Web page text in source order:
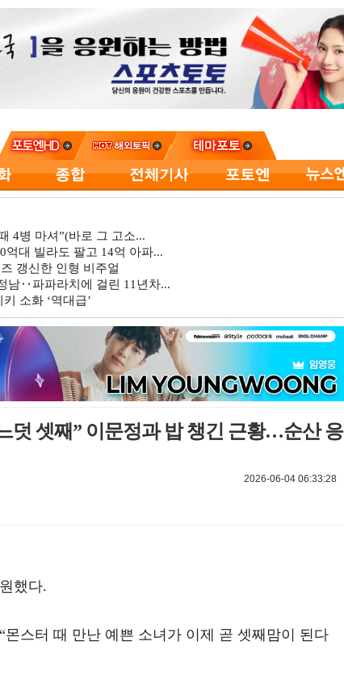
4병 마셔”(바로 그 고소...
대 빌라도 팔고 14억 아파...
갱신한 인형 비주얼
남‥파파라치에 걸린 11년차...
소화 ‘역대급’
덧 셋째” 이문정과 밥 챙긴 근황…순산 응
2026-06-04 06:33:28
했다.
스터 때 만난 예쁜 소녀가 이제 곧 셋째맘이 된다